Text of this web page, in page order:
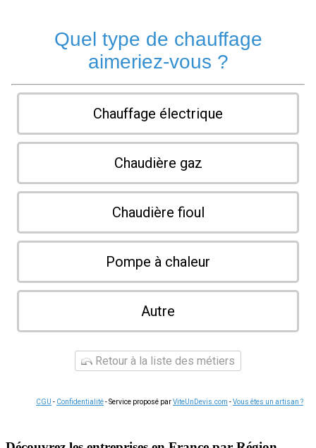
Quel type de chauffage
aimeriez-vous ?
Chauffage électrique
Chaudière gaz
Chaudière fioul
Pompe à chaleur
Autre
Retour à la liste des métiers
CGU - Confidentialité- Service proposé parViteUnDevis.com -Vous êtes un artisan ?